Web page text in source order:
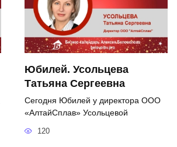
Юбилей. Усольцева
Татьяна Сергеевна
Сегодня Юбилей у директора ООО
«АлтайСплав» Усольцевой
120